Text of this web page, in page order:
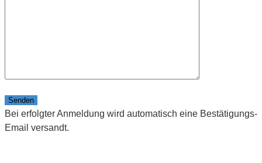
Please leave this field empty.
Bei erfolgter Anmeldung wird automatisch eine Bestätigungs-
Email versandt.